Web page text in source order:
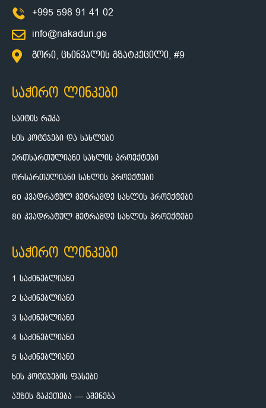
+995 598 91 41 02
info@nakaduri.ge
გორი, ცხინვალის გზატკეცილი, #9
საჭირო ლინკები
საიტის რუკა
ხის კოტეჯები და სახლები
ერთსართულიანი სახლის პროექტები
ორსართულიანი სახლის პროექტები
60 კვადრატულ მეტრამდე სახლის პროექტები
80 კვადრატულ მეტრამდე სახლის პროექტები
საჭირო ლინკები
1 საძინებლიანი
2 საძინებლიანი
3 საძინებლიანი
4 საძინებლიანი
5 საძინებლიანი
ხის კოტეჯების ფასები
აუზის გაკეთება — აშენება